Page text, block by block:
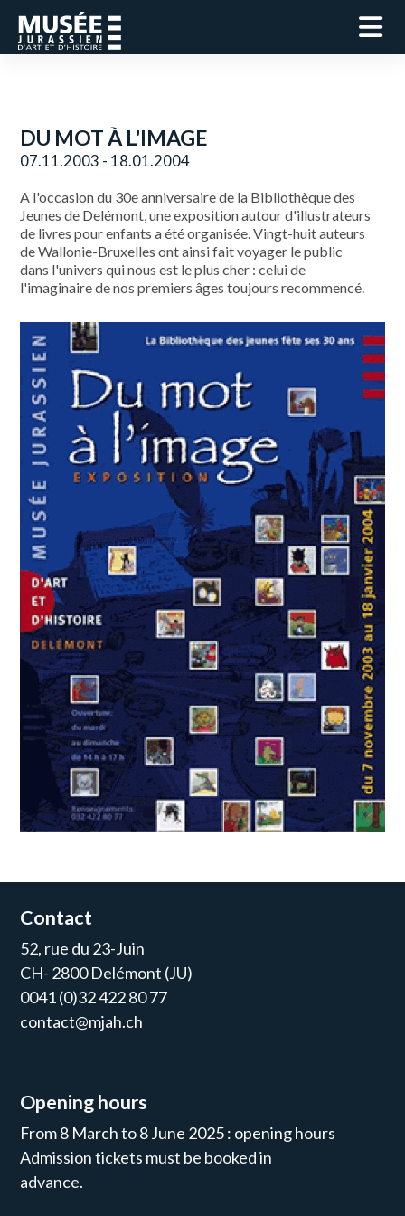
DU MOT À L'IMAGE
07.11.2003 - 18.01.2004
A l'occasion du 30e anniversaire de la Bibliothèque des
Jeunes de Delémont, une exposition autour d'illustrateurs
de livres pour enfants a été organisée. Vingt-huit auteurs
de Wallonie-Bruxelles ont ainsi fait voyager le public
dans l'univers qui nous est le plus cher : celui de
l'imaginaire de nos premiers âges toujours recommencé.
Contact
52, rue du 23-Juin
CH- 2800 Delémont (JU)
0041 (0)32 422 80 77
contact@mjah.ch
Opening hours
From 8 March to 8 June 2025 : opening hours
Admission tickets must be booked in
advance.